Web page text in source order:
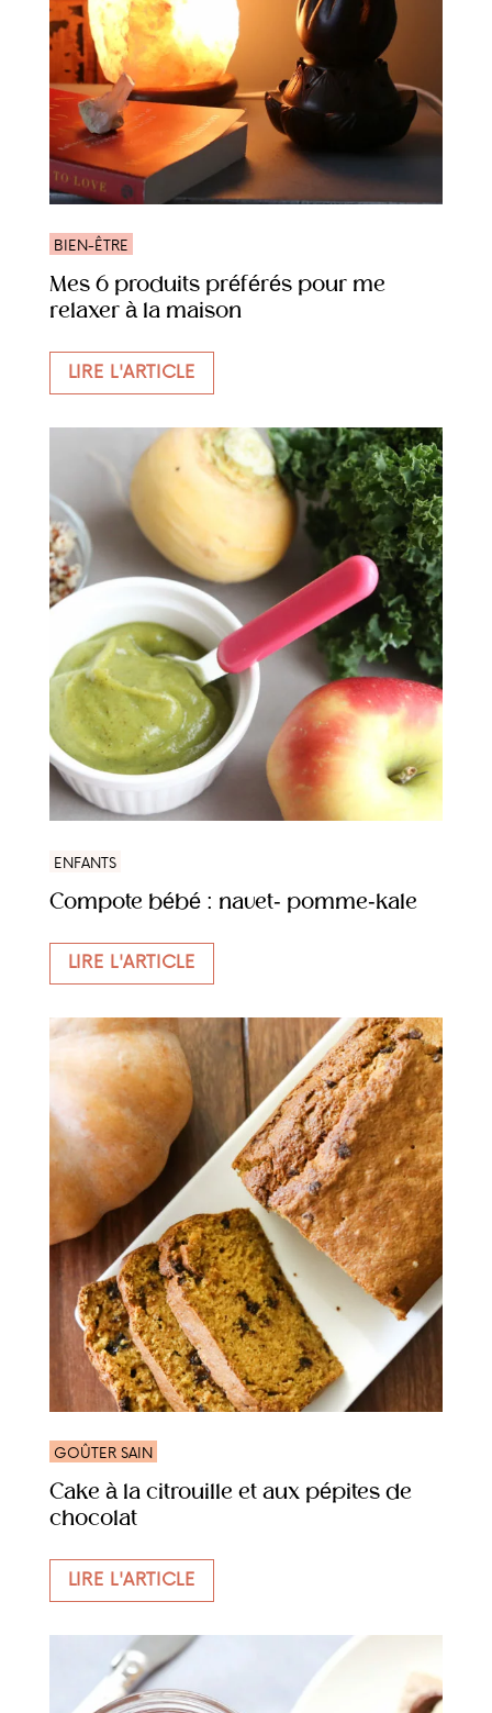
BIEN-ÊTRE
Mes 6 produits préférés pour me
relaxer à la maison
LIRE L'ARTICLE
ENFANTS
Compote bébé : navet- pomme-kale
LIRE L'ARTICLE
GOÛTER SAIN
Cake à la citrouille et aux pépites de
chocolat
LIRE L'ARTICLE